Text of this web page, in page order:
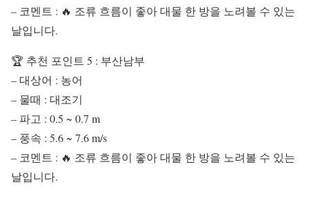
– 코멘트 : 🔥 조류 흐름이 좋아 대물 한 방을 노려볼 수 있는
날입니다.
🏆 추천 포인트 5 : 부산남부
– 대상어 : 농어
– 물때 : 대조기
– 파고 : 0.5 ~ 0.7 m
– 풍속 : 5.6 ~ 7.6 m/s
– 코멘트 : 🔥 조류 흐름이 좋아 대물 한 방을 노려볼 수 있는
날입니다.